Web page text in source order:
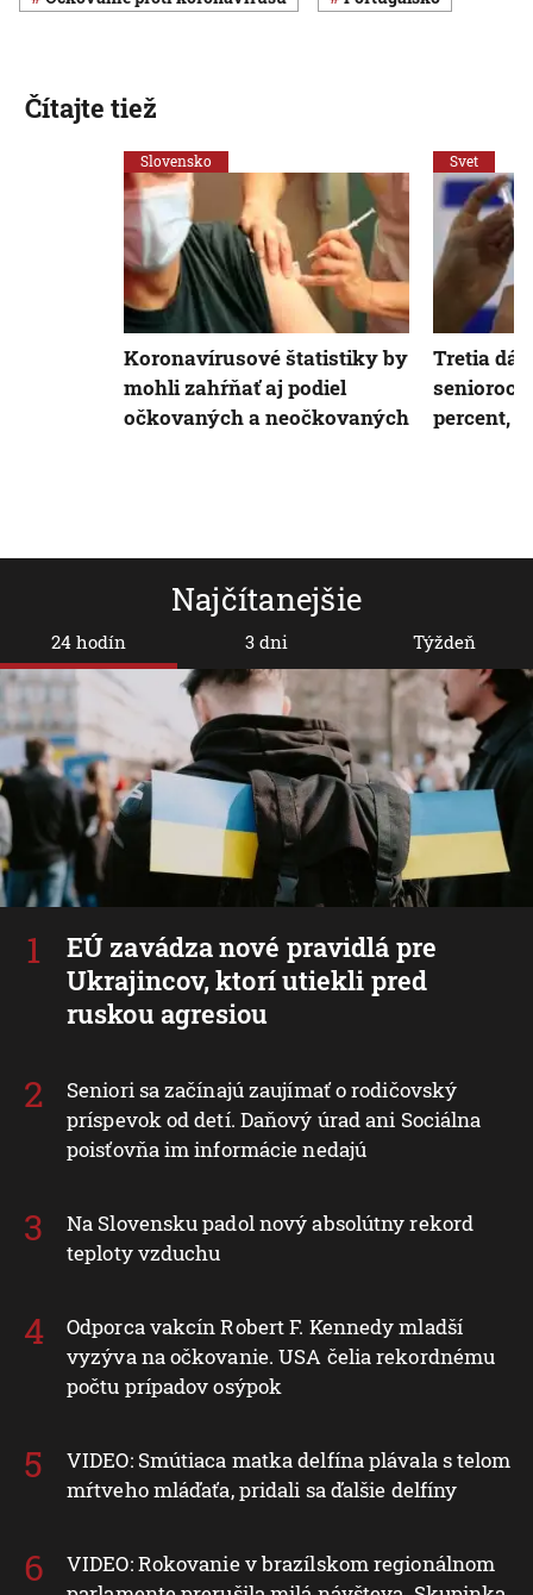
Najčítanejšie
24 hodín
EÚ zavádza nové pravidlá pre
Ukrajincov, ktorí utiekli pred
ruskou agresiou
Seniori sa začínajú zaujímať o rodičovský
príspevok od detí. Daňový úrad ani Sociálna
poisťovňa im informácie nedajú
Na Slovensku padol nový absolútny rekord
teploty vzduchu
Odporca vakcín Robert F. Kennedy mladší
vyzýva na očkovanie. USA čelia rekordnému
počtu prípadov osýpok
VIDEO: Smútiaca matka delfína plávala s telom
mŕtveho mláďaťa, pridali sa ďalšie delfíny
VIDEO: Rokovanie v brazílskom regionálnom
3 dni Týždeň
Čítajte tiež
Slovensko
Koronavírusové štatistiky by
mohli zahŕňať aj podiel
očkovaných a neočkovaných
Svet
Tretia
percent,